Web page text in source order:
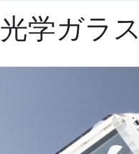
光学ガラ